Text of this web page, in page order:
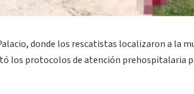
donde los rescatistas localizaron a la
los protocolos de atención prehospitalaria